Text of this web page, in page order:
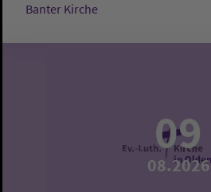
Banter Kirche
09
08.2026